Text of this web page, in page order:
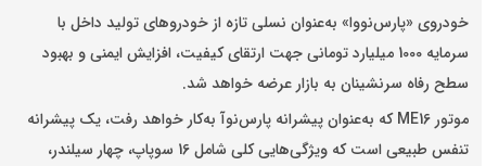
خودروی «پارس‌نووا» به‌عنوان نسلی تازه از خودروهای تولید داخل با
سرمایه 1000 میلیارد تومانی جهت ارتقای کیفیت، افزایش ایمنی و بهبود
سطح رفاه سرنشینان به بازار عرضه خواهد شد.
موتور ME16 که به‌عنوان پیشرانه پارس‌نوآ به‌کار خواهد رفت، یک پیشرانه
تنفس طبیعی است که ویژگی‌هایی کلی شامل 16 سوپاپ، چهار سیلندر،